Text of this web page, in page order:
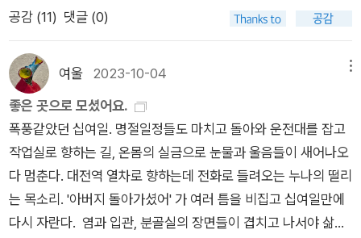
공산당 활동을 하며 돌아다니다가 강간 미수로 잡히게 되는데,,​공
산토월(空山吐月)- 빈 산이 달을 토하다. 빈 산에서 떠오른 아름
다운 달. 1973년 발표​일가친척의 행랑아범을 살던 신 서방의 장
남으로 태어난 신 석공의 결혼 스토리와 그가 자신의 집안에 행한
의리를 떠올린다.어머니가 그 아들을 빗대어, '빈 산의 달이 뜨기
를 저런 아들을 둘 수 있냐'던, 성실하고 반듯한 신석공,, - 추석을
마중 가는 길이라서 반달은 물색없이 밝기만 했다. 마치 석공이
작아던 날 밤, 온 하늘에 가득하던 그 예전 달같이........아, 별들은
또 어찌 그리도 고대 숨넘어가듯 가물거려댔던 걸까. 별빛은 보면
볼수록 불안스럽기만 했다. 정말 요망스러운 망상이니라 하면서
여러 에피소드에서는 오영수작가의 ‘요람기’가 되살아났다.4. 일
고향에 내려가 고향마을을 돌아보며 옛 추억을 떠올리는 내용.할
아버지와 아버지, 옹점이가 거론되며 이후 글에서 이들에 대한 내
용이있을 것임을 보여준다. 화무십일(花無十日) 열흘가는꽃이
없다에서 따온 아무리 번성한 것도 얼마 안 가서 쇠한다6.25전쟁
때 피란길에서 돌아오던 윤영감네 식구를 행랑에 거두게 되면서
윤영감 일가에 대한 이야기. 행운유수(行雲流水) 떠가는구름과
흐르는 물10살차이가 나던 부엌데기 옹점이 이야기.녹수청산(綠
水靑山) 푸른산골짜기에 흐르는 맑은 물어린 시절 같이 놀아주
뜩이다. 관계들은 망가질대로 망가졌다. 일수 돈을 빌렸다. 오토
김음식만 입에 맞다. 과일도 야채도 먹지 않는다. 잠도 제대로 자
지 못하고 머리가 지끈거린다. 6층 계단을 오르는 할머니보고 먼
저 올라가시라 한다. 알바가 힘들다. 그만둔다.0. 상담 아닌 상담
을 하게 된다. 믿기지 않지만 현실이다. 일상이 얼마나 비틀어져
있는지. 젊은 친구들의 편린이다. 여러가지 일들을 챙기다나니 몹
시 피곤해져 일찍 잠을 청한다. 밤 중동에 일어나 <<관촌수필>
> 녹수청산 편을 읽다.1. <<인류세 윤리>>에서는 그 윤리 가운
데 하나로 <<관촌수필>>이 나온다. 토박이말이라고 하지만 우
공감 (11) 댓글 (0)
여울 2023-10-04
좋은 곳으로 모셨어요.
폭풍같았던 십여일. 명절일정들도 마치고 돌아와 운전대를 잡고
작업실로 향하는 길, 온몸의 실금으로 눈물과 울음들이 새어나오
다 멈춘다. 대전역 열차로 향하는데 전화로 들려오는 누나의 떨리
는 목소리. '아버지 돌아가셨어' 가 여러 틈을 비집고 십여일만에
다시 자란다. 염과 입관, 분골실의 장면들이 겹치고 나서야 삶의